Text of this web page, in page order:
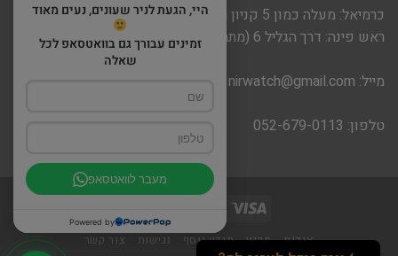
כרמיאל: מעלה כמון 5 קניון חוצות
ראש פינה: דרך הגליל 6 (מתחם שופינה)
מייל: nirwatch@gmail.com
טלפון: 052-679-0113
אודות תקנון מידע נוסף נגישות צור קשר
היי, הגעת לניר שעונים, נעים מאוד
זמינים עבורך גם בוואטסאפ לכל
שאלה
מעבר לוואטסאפ
Powered by